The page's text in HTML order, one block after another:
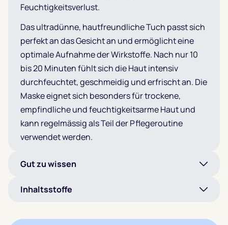
Feuchtigkeitsverlust.
Das ultradünne, hautfreundliche Tuch passt sich
perfekt an das Gesicht an und ermöglicht eine
optimale Aufnahme der Wirkstoffe. Nach nur 10
bis 20 Minuten fühlt sich die Haut intensiv
durchfeuchtet, geschmeidig und erfrischt an. Die
Maske eignet sich besonders für trockene,
empfindliche und feuchtigkeitsarme Haut und
kann regelmässig als Teil der Pflegeroutine
verwendet werden.
Gut zu wissen
Inhaltsstoffe